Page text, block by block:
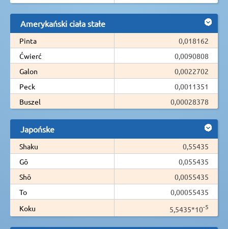
Amerykański ciała stałe
Pinta
0,018162
Ćwierć
0,0090808
Galon
0,0022702
Peck
0,0011351
Buszel
0,00028378
Japońske
Shaku
0,55435
Gō
0,055435
Shō
0,0055435
To
0,00055435
Koku
5,5435*10-5